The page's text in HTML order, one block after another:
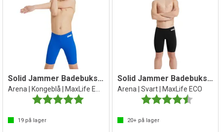
Solid Jammer Badebukse jr
Karakter:
5.0 av 5 mulige
19 på lager
Solid Jammer Badebukse jr
Arena | Svart | MaxLife ECO
Karakter:
20+på lager